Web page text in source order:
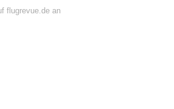
flugrevue.de an